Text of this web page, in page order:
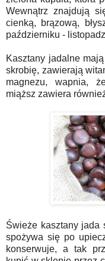
Wewnątrz znajdują
cienką, brązową,
październiku -
Kasztany jadalne
skrobię, zawierają
magnezu, wapnia,
miąższ zawiera
Świeże kasztany jada
spożywa się po
konserwuje, a tak